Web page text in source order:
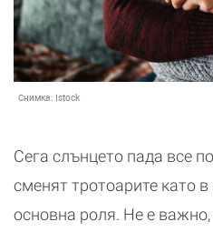
Снимка: Istock
Сега слънцето пада все
сменят тротоарите като
основна роля. Не е